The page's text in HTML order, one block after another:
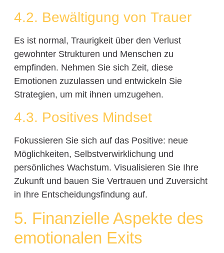
4.2. Bewältigung von Trauer
Es ist normal, Traurigkeit über den Verlust
gewohnter Strukturen und Menschen zu
empfinden. Nehmen Sie sich Zeit, diese
Emotionen zuzulassen und entwickeln Sie
Strategien, um mit ihnen umzugehen.
4.3. Positives Mindset
Fokussieren Sie sich auf das Positive: neue
Möglichkeiten, Selbstverwirklichung und
persönliches Wachstum. Visualisieren Sie Ihre
Zukunft und bauen Sie Vertrauen und Zuversicht
in Ihre Entscheidungsfindung auf.
5. Finanzielle Aspekte des
emotionalen Exits